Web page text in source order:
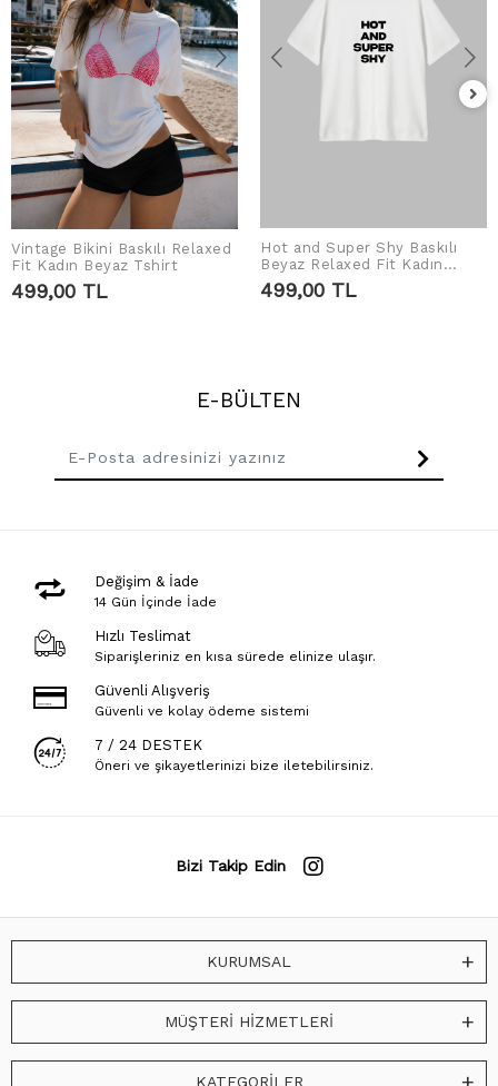
SEPETE EKLE
Vintage Bikini Baskılı Relaxed
Fit Kadın Beyaz Tshirt
499,00 TL
SEPETE EKLE
Hot and Super Shy Baskılı
Beyaz Relaxed Fit Kadın
Tshirt
499,00 TL
E-BÜLTEN
Değişim & İade
14 Gün İçinde İade
Hızlı Teslimat
Siparişleriniz en kısa sürede elinize ulaşır.
Güvenli Alışveriş
Güvenli ve kolay ödeme sistemi
7 / 24 DESTEK
Öneri ve şikayetlerinizi bize iletebilirsiniz.
Bizi Takip Edin
KURUMSAL
MÜŞTERİ HİZMETLERİ
KATEGORİLER